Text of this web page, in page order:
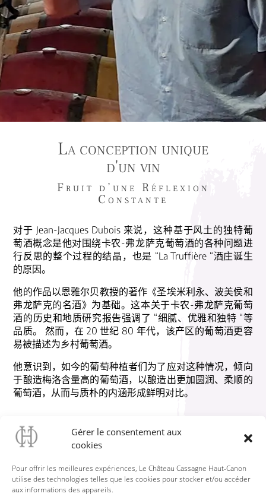
Gérer le consentement aux
cookies
Pour offrir les meilleures expériences, Le Château Cassagne Haut-Canon
utilise des technologies telles que les cookies pour stocker et/ou accéder
aux informations des appareils.
La conception unique
d'un vin
Fruit d’une Réflexion
Constante
对于 Jean-Jacques Dubois 来说，这种基于风土的独特葡
萄酒概念是他对围绕卡农-弗龙萨克葡萄酒的各种问题进
行反思的整个过程的结晶，也是 “La Truffière “酒庄诞生
的原因。
他的作品以恩雅尔贝教授的著作《圣埃米利永、波美侯和
弗龙萨克的名酒》为基础。这本关于卡农-弗龙萨克葡萄
酒的历史和地质研究报告强调了 “细腻、优雅和独特 “等
品质。 然而，在 20 世纪 80 年代，该产区的葡萄酒更容
易被描述为乡村葡萄酒。
他意识到，如今的葡萄种植者们为了应对这种情况，倾向
于酿造梅洛含量高的葡萄酒，以酿造出更加圆润、柔顺的
葡萄酒，从而与质朴的内涵形成鲜明对比。
让-雅克-杜波依斯认为，这种做法实际上加强了葡萄酒的
质朴感，因为以梅洛为主的葡萄酒会造成酒体丰满圆润与
单宁味重、余味刺鼻之间的不平衡。
相反，Jean-Jaques Dubois 的想法是更多地使用赤霞珠，
尤其是品丽珠，因为品丽珠能支持梅洛，并提供新鲜、强
劲和芳香的中段口感，使葡萄酒达到平衡。